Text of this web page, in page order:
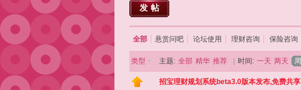
发帖
全部 悬赏问吧 论坛使用 理财咨询 保险咨询
类型 主题: 全部 精华 推荐 时间: 一天 两天 周
招宝理财规划系统beta3.0版本发布,免费共享